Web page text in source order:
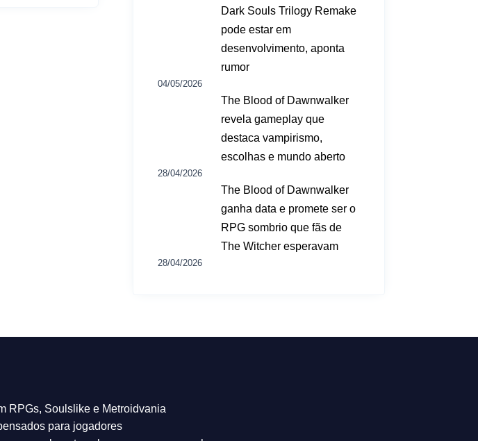
Dark Souls Trilogy Remake
pode estar em
desenvolvimento, aponta
rumor
04/05/2026
The Blood of Dawnwalker
revela gameplay que
destaca vampirismo,
escolhas e mundo aberto
28/04/2026
The Blood of Dawnwalker
ganha data e promete ser o
RPG sombrio que fãs de
The Witcher esperavam
28/04/2026
RPGs, Soulslike e Metroidvania
para jogadores